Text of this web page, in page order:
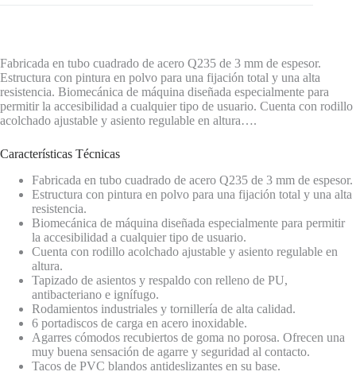
Fabricada en tubo cuadrado de acero Q235 de 3 mm de espesor.
Estructura con pintura en polvo para una fijación total y una alta
resistencia. Biomecánica de máquina diseñada especialmente para
permitir la accesibilidad a cualquier tipo de usuario. Cuenta con rodillo
acolchado ajustable y asiento regulable en altura….
Características Técnicas
Fabricada en tubo cuadrado de acero Q235 de 3 mm de espesor.
Estructura con pintura en polvo para una fijación total y una alta
resistencia.
Biomecánica de máquina diseñada especialmente para permitir
la accesibilidad a cualquier tipo de usuario.
Cuenta con rodillo acolchado ajustable y asiento regulable en
altura.
Tapizado de asientos y respaldo con relleno de PU,
antibacteriano e ignífugo.
Rodamientos industriales y tornillería de alta calidad.
6 portadiscos de carga en acero inoxidable.
Agarres cómodos recubiertos de goma no porosa. Ofrecen una
muy buena sensación de agarre y seguridad al contacto.
Tacos de PVC blandos antideslizantes en su base.